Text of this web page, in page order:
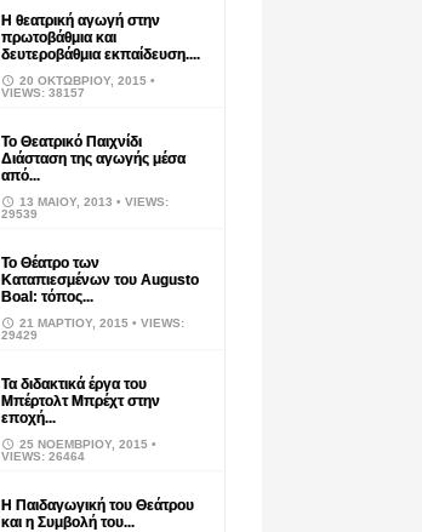
Η θεατρική αγωγή στην
πρωτοβάθμια και
δευτεροβάθμια εκπαίδευση....
20 ΟΚΤΩΒΡΊΟΥ, 2015 •
VIEWS: 38157
Το Θεατρικό Παιχνίδι
Διάσταση της αγωγής μέσα
από...
13 ΜΑΪ́ΟΥ, 2013 • VIEWS:
29539
Το Θέατρο των
Καταπιεσμένων του Augusto
Boal: τόπος...
21 ΜΑΡΤΊΟΥ, 2015 • VIEWS:
29429
Τα διδακτικά έργα του
Μπέρτολτ Μπρέχτ στην
εποχή...
25 ΝΟΕΜΒΡΊΟΥ, 2015 •
VIEWS: 26464
Η Παιδαγωγική του Θεάτρου
και η Συμβολή του...